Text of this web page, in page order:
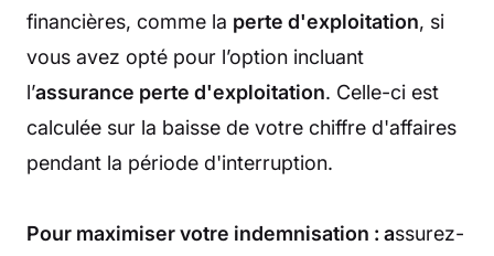
financières, comme la perte d'exploitation, si
vous avez opté pour l’option incluant
l’assurance perte d'exploitation. Celle-ci est
calculée sur la baisse de votre chiffre d'affaires
pendant la période d'interruption.
Pour maximiser votre indemnisation : assurez-